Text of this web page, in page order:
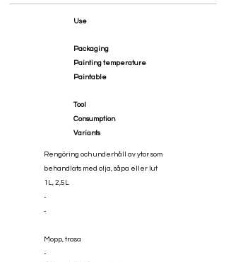
Use
Packaging
Painting temperature
Paintable
Tool
Consumption
Variants
Rengöring och underhåll av ytor som
behandlats med olja, såpa eller lut
1L, 2,5L
-
-
Mopp, trasa
-